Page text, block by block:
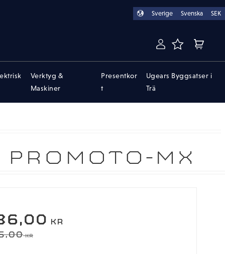
Sverige Svenska SEK
FAVORITER
Verktyg &
Maskiner
Presentkor
t
Ugears Byggsatser i
Trä
MX
PRIS:
KR
PRIS:
KR